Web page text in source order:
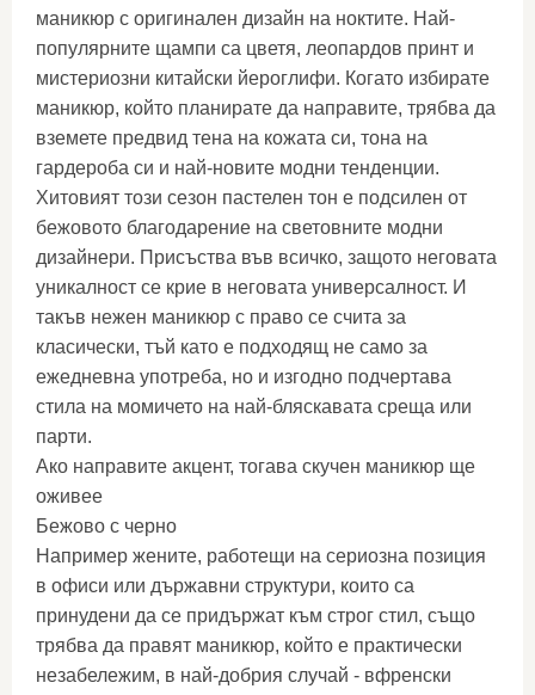
маникюр с оригинален дизайн на ноктите. Най-
популярните щампи са цветя, леопардов принт и
мистериозни китайски йероглифи. Когато избирате
маникюр, който планирате да направите, трябва да
вземете предвид тена на кожата си, тона на
гардероба си и най-новите модни тенденции.
Хитовият този сезон пастелен тон е подсилен от
бежовото благодарение на световните модни
дизайнери. Присъства във всичко, защото неговата
уникалност се крие в неговата универсалност. И
такъв нежен маникюр с право се счита за
класически, тъй като е подходящ не само за
ежедневна употреба, но и изгодно подчертава
стила на момичето на най-бляскавата среща или
парти.
Ако направите акцент, тогава скучен маникюр ще
оживее
Бежово с черно
Например жените, работещи на сериозна позиция
в офиси или държавни структури, които са
принудени да се придържат към строг стил, също
трябва да правят маникюр, който е практически
незабележим, в най-добрия случай - вфренски